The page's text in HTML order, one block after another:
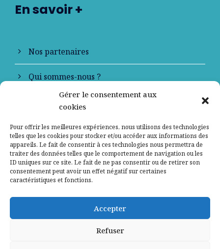
Gérer le consentement aux
cookies
Pour offrir les meilleures expériences, nous utilisons des technologies
telles que les cookies pour stocker et/ou accéder aux informations des
appareils. Le fait de consentir à ces technologies nous permettra de
traiter des données telles que le comportement de navigation ou les
ID uniques sur ce site. Le fait de ne pas consentir ou de retirer son
consentement peut avoir un effet négatif sur certaines
caractéristiques et fonctions.
Accepter
Refuser
En savoir +
Nos partenaires
Qui sommes-nous ?
Contactez-nous
Mentions légales
Politique de confidentialité